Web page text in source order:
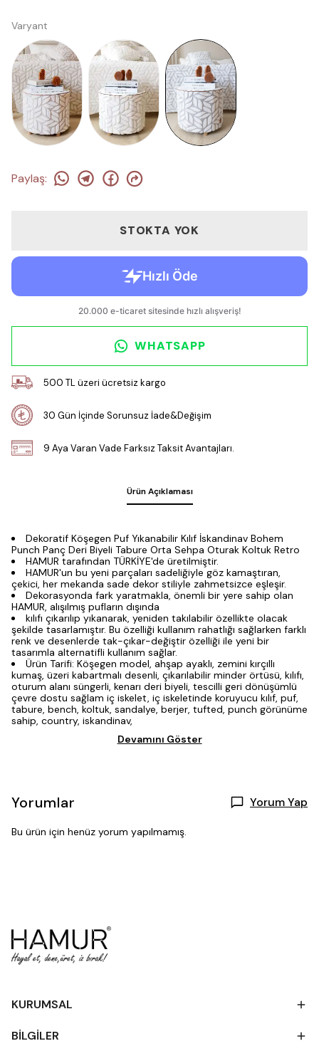
Varyant
Paylaş:
STOKTA YOK
WHATSAPP
500 TL üzeri ücretsiz kargo
30 Gün İçinde Sorunsuz İade&Değişim
9 Aya Varan Vade Farksız Taksit Avantajları.
Ürün Açıklaması
Dekoratif Köşegen Puf Yıkanabilir Kılıf İskandinav Bohem
Punch Panç Deri Biyeli Tabure Orta Sehpa Oturak Koltuk Retro
HAMUR tarafından TÜRKİYE'de üretilmiştir.
HAMUR'un bu yeni parçaları sadeliğiyle göz kamaştıran,
çekici, her mekanda sade dekor stiliyle zahmetsizce eşleşir.
Dekorasyonda fark yaratmakla, önemli bir yere sahip olan
HAMUR, alışılmış pufların dışında
kılıfı çıkarılıp yıkanarak, yeniden takılabilir özellikte olacak
şekilde tasarlamıştır. Bu özelliği kullanım rahatlığı sağlarken farklı
renk ve desenlerde tak-çıkar-değiştir özelliği ile yeni bir
tasarımla alternatifli kullanım sağlar.
Ürün Tarifi: Köşegen model, ahşap ayaklı, zemini kırçıllı
kumaş, üzeri kabartmalı desenli, çıkarılabilir minder örtüsü, kılıfı,
oturum alanı süngerli, kenarı deri biyeli, tescilli geri dönüşümlü
çevre dostu sağlam iç iskelet, iç iskeletinde koruyucu kılıf, puf,
tabure, bench, koltuk, sandalye, berjer, tufted, punch görünüme
sahip, country, iskandinav,
Devamını Göster
Yorumlar Yorum Yap
Bu ürün için henüz yorum yapılmamış.
KURUMSAL
BİLGİLER